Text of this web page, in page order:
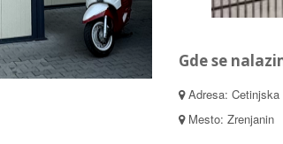
Gde se
Adresa: Cetinjska
Mesto: Zrenjanin